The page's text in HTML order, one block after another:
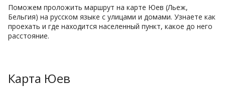
Поможем проложить маршрут на карте Юев (Льеж,
Бельгия) на русском языке с улицами и домами. Узнаете как
проехать и где находится населенный пункт, какое до него
расстояние.
Карта Юев